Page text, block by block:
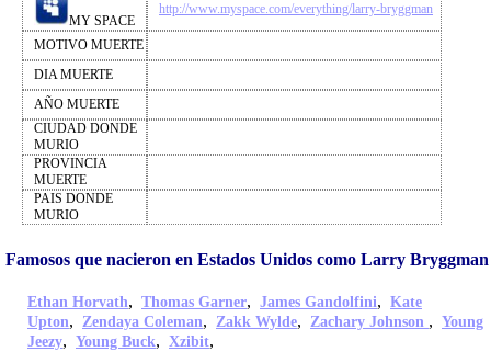
MY SPACE
http://www.myspace.com/everything/larry-bryggman
MOTIVO MUERTE
DIA MUERTE
AÑO MUERTE
CIUDAD DONDE
MURIO
PROVINCIA
MUERTE
PAIS DONDE
MURIO
Famosos que nacieron en Estados Unidos como Larry Bryggman
Ethan Horvath, Thomas Garner, James Gandolfini, Kate
Upton, Zendaya Coleman, Zakk Wylde, Zachary Johnson , Young
Jeezy, Young Buck, Xzibit,